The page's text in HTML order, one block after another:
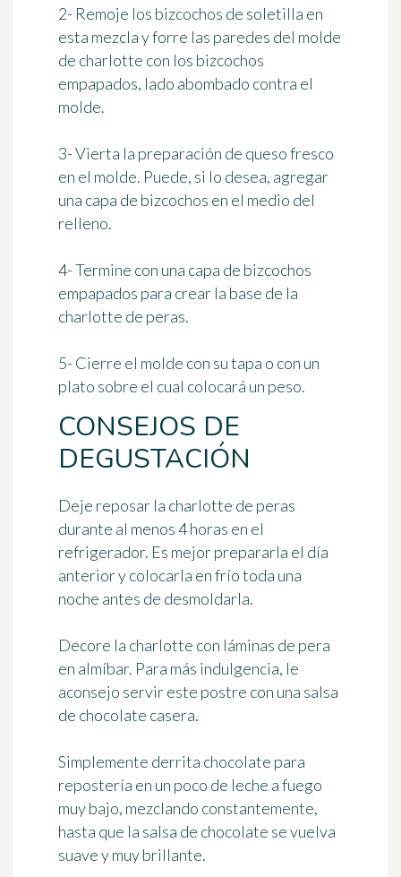
2- Remoje los bizcochos de soletilla en
esta mezcla y forre las paredes del molde
de charlotte con los bizcochos
empapados, lado abombado contra el
molde.
3- Vierta la preparación de queso fresco
en el molde. Puede, si lo desea, agregar
una capa de bizcochos en el medio del
relleno.
4- Termine con una capa de bizcochos
empapados para crear la base de la
charlotte de peras.
5- Cierre el molde con su tapa o con un
plato sobre el cual colocará un peso.
CONSEJOS DE
DEGUSTACIÓN
Deje reposar la charlotte de peras
durante al menos 4 horas en el
refrigerador. Es mejor prepararla el día
anterior y colocarla en frío toda una
noche antes de desmoldarla.
Decore la charlotte con láminas de pera
en almíbar. Para más indulgencia, le
aconsejo servir este postre con una salsa
de chocolate casera.
Simplemente derrita chocolate para
repostería en un poco de leche a fuego
muy bajo, mezclando constantemente,
hasta que la salsa de chocolate se vuelva
suave y muy brillante.